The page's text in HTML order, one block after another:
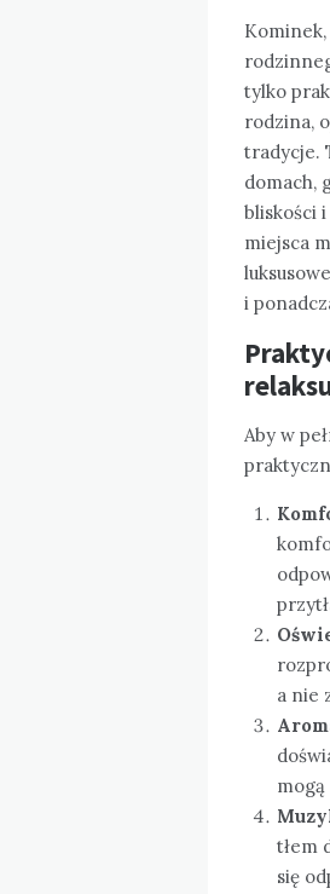
tylko
rodzina,
tradycje.
domach,
bliskości
miejsca
i
Aby w
a nie
tłem
się